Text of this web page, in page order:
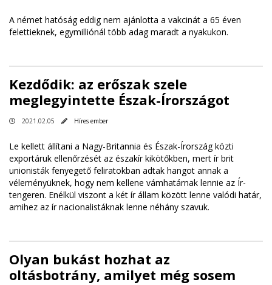
A német hatóság eddig nem ajánlotta a vakcinát a 65 éven
felettieknek, egymilliónál több adag maradt a nyakukon.
Kezdődik: az erőszak szele
meglegyintette Észak-Írországot
2021.02.05 Híres ember
Le kellett állítani a Nagy-Britannia és Észak-Írország közti
exportáruk ellenőrzését az északír kikötőkben, mert ír brit
unionisták fenyegető feliratokban adtak hangot annak a
véleményüknek, hogy nem kellene vámhatárnak lennie az Ír-
tengeren. Enélkül viszont a két ír állam között lenne valódi határ,
amihez az ír nacionalistáknak lenne néhány szavuk.
Olyan bukást hozhat az
oltásbotrány, amilyet még sosem